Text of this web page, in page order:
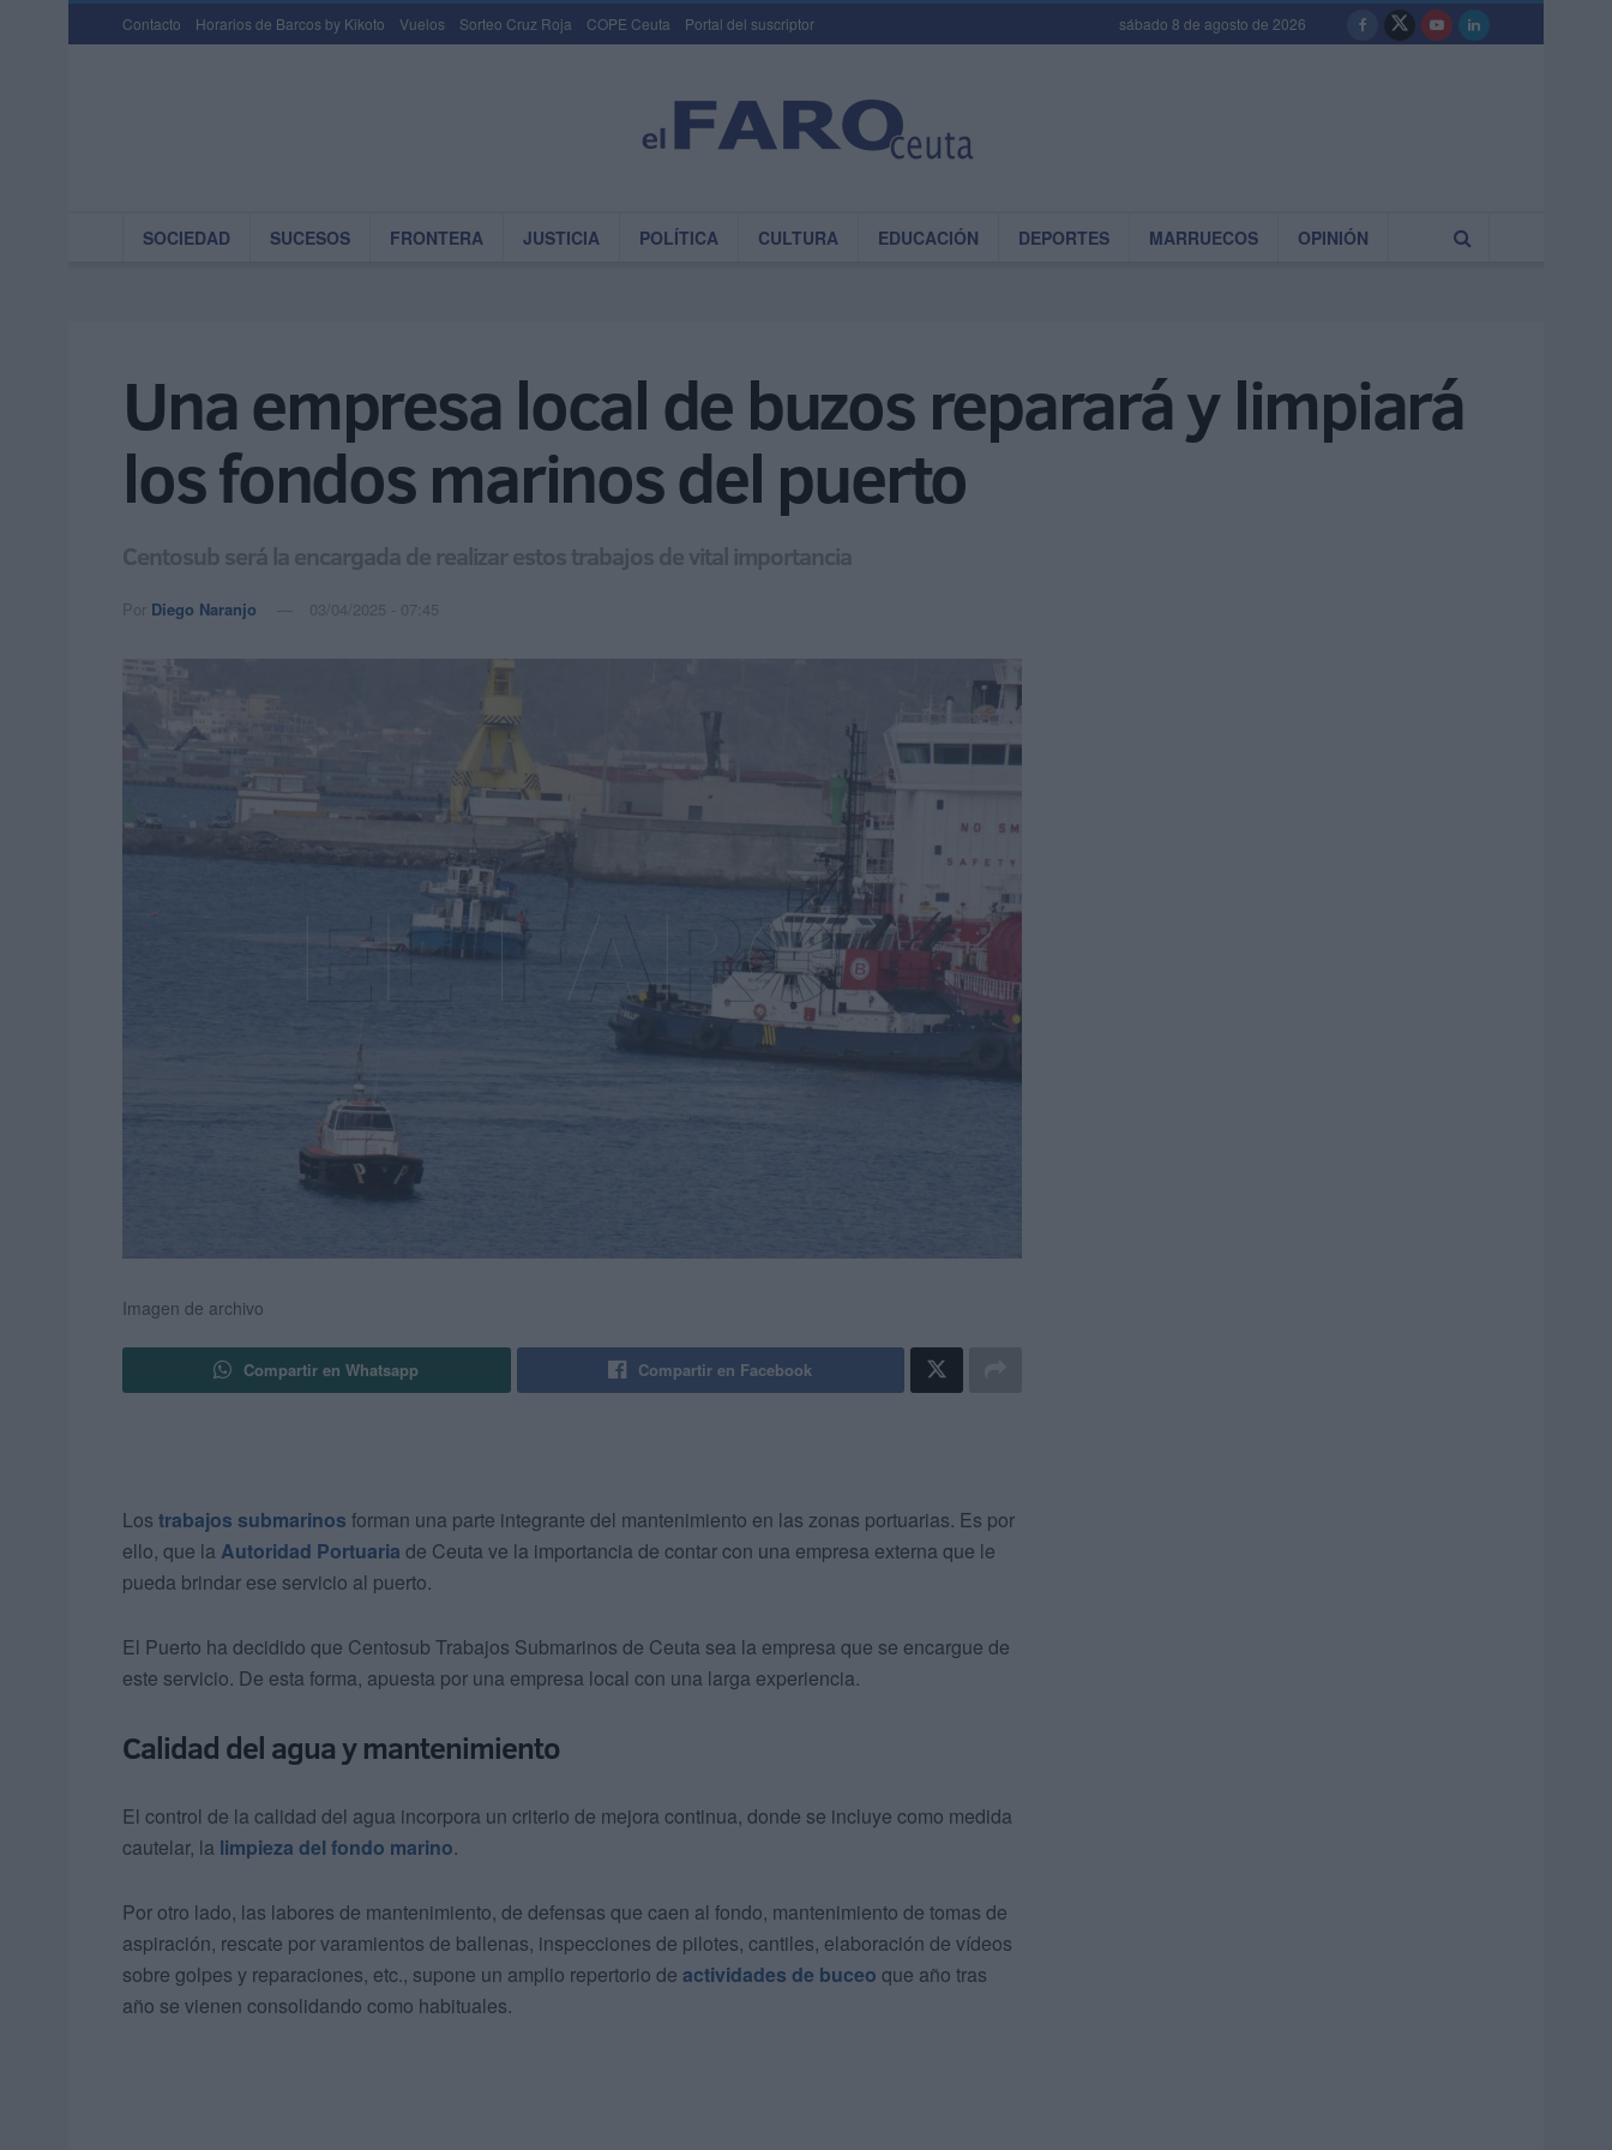
Contacto Horarios de Barcos by Kikoto Vuelos Sorteo Cruz Roja COPE Ceuta Portal del suscriptor sábado 8 de agosto de 2026
SOCIEDAD SUCESOS FRONTERA JUSTICIA POLÍTICA CULTURA EDUCACIÓN DEPORTES MARRUECOS OPINIÓN
Una empresa local de buzos reparará y limpiará
los fondos marinos del puerto
Centosub será la encargada de realizar estos trabajos de vital importancia
Por Diego Naranjo 03/04/2025 - 07:45
Imagen de archivo
Compartir en Whatsapp Compartir en Facebook
Los trabajos submarinos forman una parte integrante del mantenimiento en las zonas portuarias. Es por
ello, que la Autoridad Portuaria de Ceuta ve la importancia de contar con una empresa externa que le
pueda brindar ese servicio al puerto.
El Puerto ha decidido que Centosub Trabajos Submarinos de Ceuta sea la empresa que se encargue de
este servicio. De esta forma, apuesta por una empresa local con una larga experiencia.
Calidad del agua y mantenimiento
El control de la calidad del agua incorpora un criterio de mejora continua, donde se incluye como medida
cautelar, la limpieza del fondo marino.
Por otro lado, las labores de mantenimiento, de defensas que caen al fondo, mantenimiento de tomas de
aspiración, rescate por varamientos de ballenas, inspecciones de pilotes, cantiles, elaboración de vídeos
sobre golpes y reparaciones, etc., supone un amplio repertorio de actividades de buceo que año tras
año se vienen consolidando como habituales.